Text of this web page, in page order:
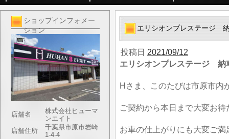
ショップインフォメー
ション
店舗名
株式会社ヒューマ
ンエイト
店舗住所
千葉県市原市岩崎
1-4-4
エリシオンプレステージ
投稿日 2021/09/12
エリシオンプレステージ 納
Hさま、このたびは市原市内
ご契約から本日まで大変お
お車の仕上がりにも大変ご